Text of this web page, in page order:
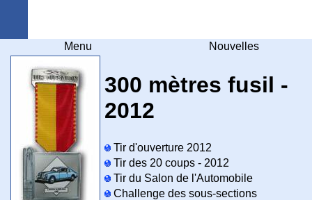
Menu Nouvelles
300 mètres fusil -
2012
Tir d'ouverture 2012
Tir des 20 coups - 2012
Tir du Salon de l'Automobile
Challenge des sous-sections